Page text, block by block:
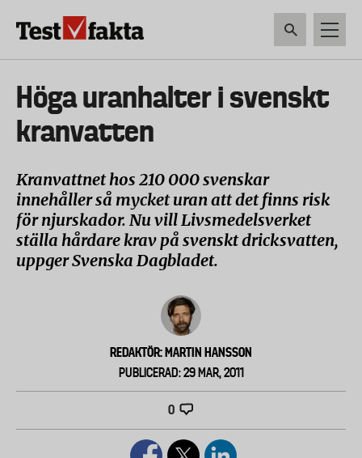
Huvudmeny
ny
Höga uranhalter i svenskt
kranvatten
Kranvattnet hos 210 000 svenskar
innehåller så mycket uran att det finns risk
för njurskador. Nu vill Livsmedelsverket
ställa hårdare krav på svenskt dricksvatten,
uppger Svenska Dagbladet.
REDAKTÖR: MARTIN HANSSON
PUBLICERAD: 29 MAR, 2011
0